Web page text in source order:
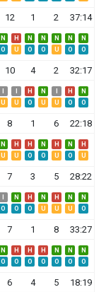
12 1 2 37:14
N H N N N N
N
O U O O U O O
10 4 2 32:17
H N H
N
U U O U U O O
8 1 6 22:18
N H H N H N
H
U U O O U O U
7 3 5 28:22
N H N H N
N
O O O U U U O
7 1 8 33:27
N H H H N N
N
O O O O O O O
6 4 5 18:19